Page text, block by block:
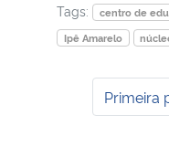
Tags:
centro de
Ipê Amarelo
Primeira